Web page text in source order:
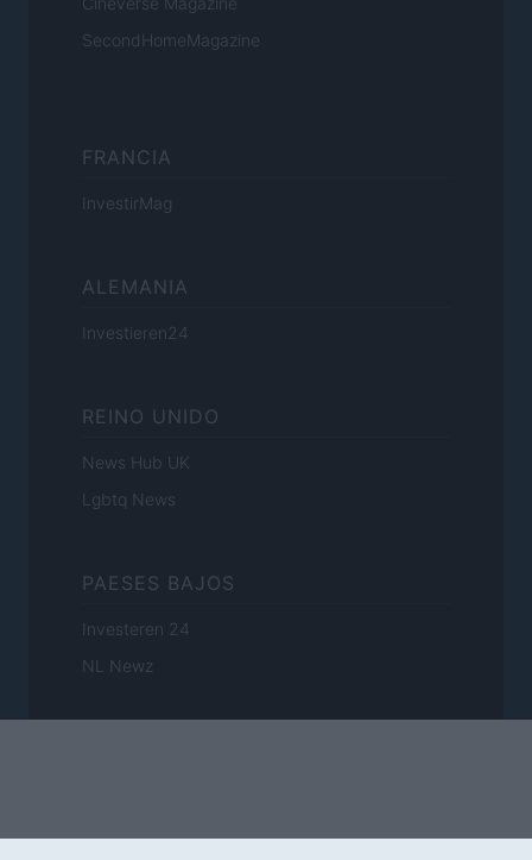
SecondHomeMagazine
FRANCIA
InvestirMag
ALEMANIA
Investieren24
REINO UNIDO
News Hub UK
Lgbtq News
PAESES BAJOS
Investeren 24
NL Newz